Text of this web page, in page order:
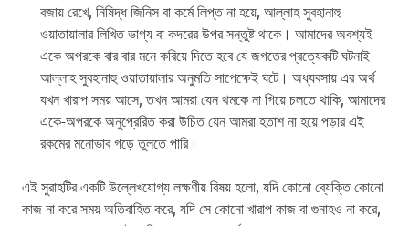
বজায় রেখে, নিষিদ্ধ জিনিস বা কর্মে লিপ্ত না হয়ে, আল্লাহ সুবহানাহু
ওয়াতায়ালার লিখিত ভাগ্য বা কদরের উপর সন্তুষ্ট থাকে। আমাদের অবশ্যই
একে অপরকে বার বার মনে করিয়ে দিতে হবে যে জগতের প্রত্যেকটি ঘটনাই
আল্লাহ সুবহানাহু ওয়াতায়ালার অনুমতি সাপেক্ষেই ঘটে। অধ্যবসায় এর অর্থ
যখন খারাপ সময় আসে, তখন আমরা যেন থমকে না গিয়ে চলতে থাকি, আমাদের
একে-অপরকে অনুপ্রেরিত করা উচিত যেন আমরা হতাশ না হয়ে পড়ার এই
রকমের মনোভাব গড়ে তুলতে পারি।
এই সুরাহটির একটি উল্লেখযোগ্য লক্ষণীয় বিষয় হলো, যদি কোনো ব্যেক্তি কোনো
কাজ না করে সময় অতিবাহিত করে, যদি সে কোনো খারাপ কাজ বা গুনাহও না করে,